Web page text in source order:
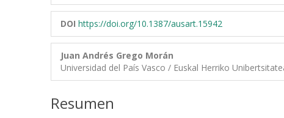
DOI https://doi.org/10.1387/ausart.15942
Juan Andrés Grego Morán
Universidad del País Vasco / Euskal Herriko
Resumen